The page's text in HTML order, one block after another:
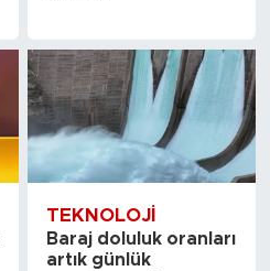
TEKNOLOJI
Baraj doluluk oranları
artık günlük